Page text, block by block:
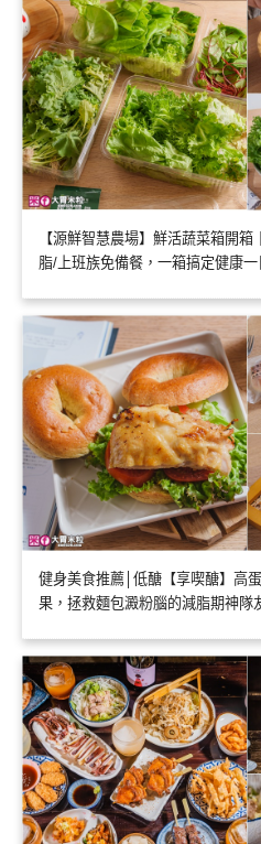
【源鮮智慧農場】鮮活蔬菜箱開
脂/上班族免備餐，一箱搞定健康
健身美食推薦│低醣【享喫醣】高
果，拯救麵包澱粉腦的減脂期神隊